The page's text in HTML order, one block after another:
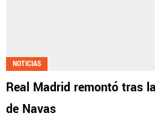
NOTICIAS
Real Madrid remontó tras
de Navas